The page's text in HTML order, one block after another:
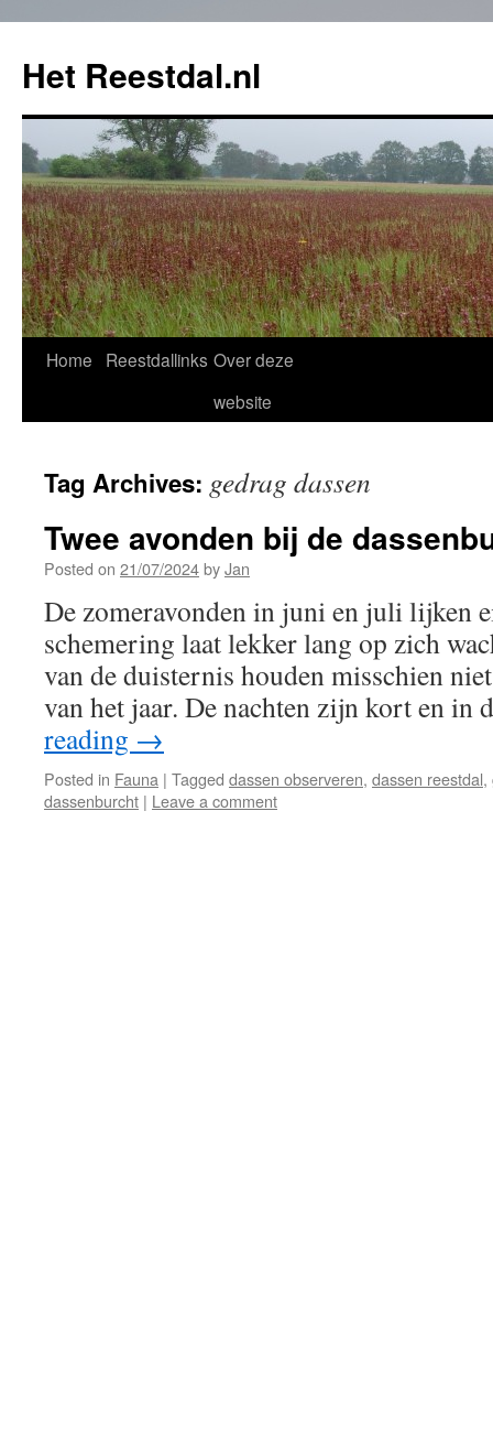
Het Reestdal.nl
Skip
Home Reestdallinks Over deze
website
Tag Archives: gedrag dassen
Twee avonden bij de
Posted on 21/07/2024byJan
De zomeravonden in juni en juli lijken
schemering laat lekker lang op zich
van de duisternis houden misschien
van het jaar. De nachten zijn kort en
reading →
Posted in Fauna | Tagged dassen observeren, dassen reestdal,
dassenburcht | Leave a comment